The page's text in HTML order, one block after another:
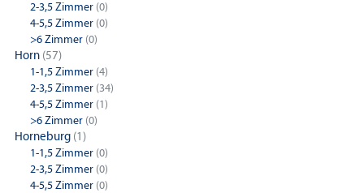
2-3,5 Zimmer (0)
4-5,5 Zimmer (0)
>6 Zimmer (0)
Horn (57)
1-1,5 Zimmer (4)
2-3,5 Zimmer (34)
4-5,5 Zimmer (1)
>6 Zimmer (0)
Horneburg (1)
1-1,5 Zimmer (0)
2-3,5 Zimmer (0)
4-5,5 Zimmer (0)